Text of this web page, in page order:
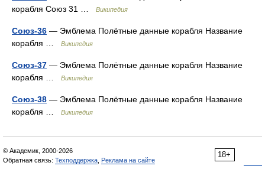
корабля Союз 31 …
Википедия
Союз-36 — Эмблема Полётные данные корабля Название
корабля …
Википедия
Союз-37 — Эмблема Полётные данные корабля Название
корабля …
Википедия
Союз-38 — Эмблема Полётные данные корабля Название
корабля …
Википедия
18+
© Академик, 2000-2026
Обратная связь: Техподдержка Реклама на сайте